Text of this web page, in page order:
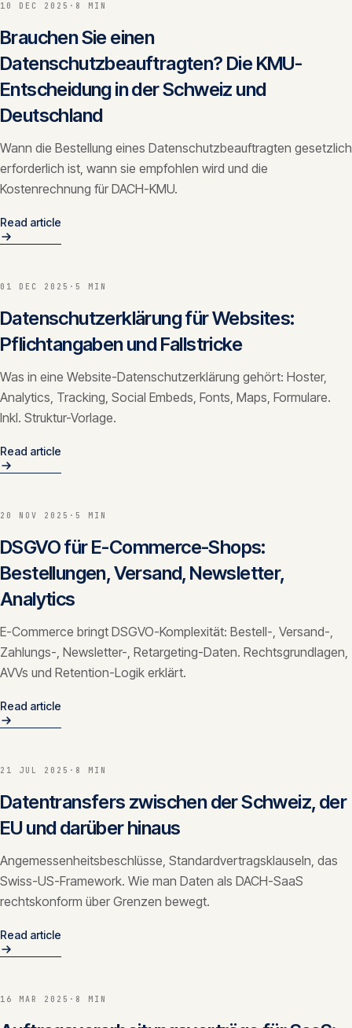
10 DEC 2025 · 8 MIN
Brauchen Sie einen
Datenschutzbeauftragten? Die KMU-
Entscheidung in der Schweiz und
Deutschland
Wann die Bestellung eines Datenschutzbeauftragten gesetzlich
erforderlich ist, wann sie empfohlen wird und die
Kostenrechnung für DACH-KMU.
Read article
01 DEC 2025 · 5 MIN
Datenschutzerklärung für Websites:
Pflichtangaben und Fallstricke
Was in eine Website-Datenschutzerklärung gehört: Hoster,
Analytics, Tracking, Social Embeds, Fonts, Maps, Formulare.
Inkl. Struktur-Vorlage.
Read article
20 NOV 2025 · 5 MIN
DSGVO für E-Commerce-Shops:
Bestellungen, Versand, Newsletter,
Analytics
E-Commerce bringt DSGVO-Komplexität: Bestell-, Versand-,
Zahlungs-, Newsletter-, Retargeting-Daten. Rechtsgrundlagen,
AVVs und Retention-Logik erklärt.
Read article
21 JUL 2025 · 8 MIN
Datentransfers zwischen der Schweiz, der
EU und darüber hinaus
Angemessenheitsbeschlüsse, Standardvertragsklauseln, das
Swiss-US-Framework. Wie man Daten als DACH-SaaS
rechtskonform über Grenzen bewegt.
Read article
16 MAR 2025 · 8 MIN